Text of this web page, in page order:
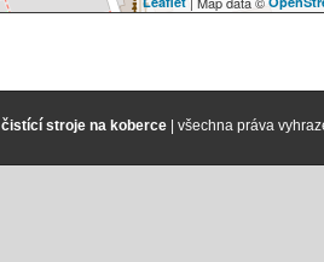
čistící stroje na koberce | všechna práva